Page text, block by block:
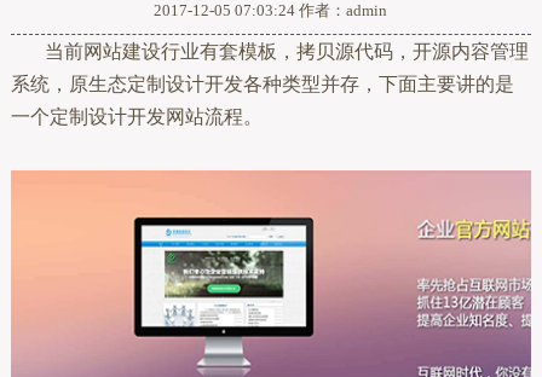
2017-12-05 07:03:24 作者：admin
当前网站建设行业有套模板，拷贝源代码，开源内容管理
系统，原生态定制设计开发各种类型并存，下面主要讲的是
一个定制设计开发网站流程。